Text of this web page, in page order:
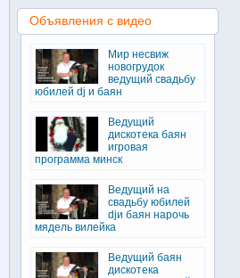
Объявления с видео
Мир несвиж
новогрудок
ведущий свадьбу
юбилей dj и баян
Ведущий
дискотека баян
игровая
программа минск
Ведущий на
свадьбу юбилей
djи баян нарочь
мядель вилейка
Ведущий баян
дискотека